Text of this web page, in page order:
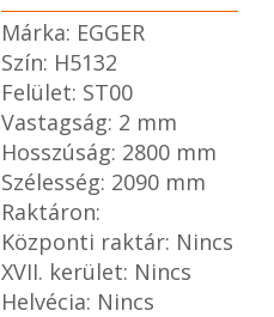
Márka: EGGER
Szín: H5132
Felület: ST00
Vastagság: 2 mm
Hosszúság: 2800 mm
Szélesség: 2090 mm
Raktáron:
Központi raktár: Nincs
XVII. kerület: Nincs
Helvécia: Nincs